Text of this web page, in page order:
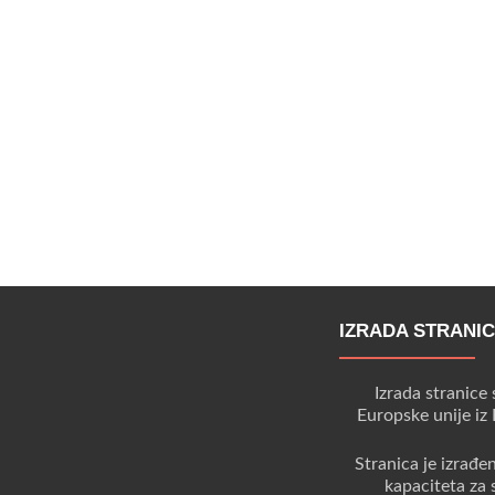
IZRADA
Izrada
Europske unije
Stranica je
kapaciteta za